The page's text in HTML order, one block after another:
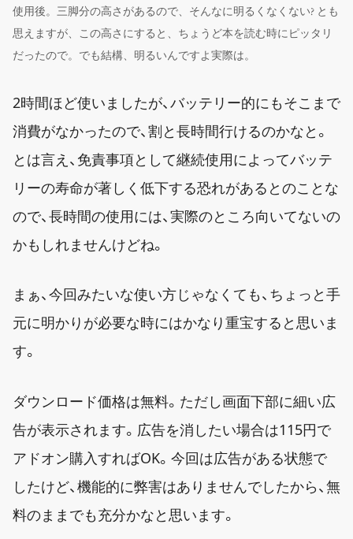
使用後。三脚分の高さがあるので、そんなに明るくなくない? とも
思えますが、この高さにすると、ちょうど本を読む時にピッタリ
だったので。でも結構、明るいんですよ実際は。
2時間ほど使いましたが、バッテリー的にもそこまで
消費がなかったので、割と長時間行けるのかなと。
とは言え、免責事項として継続使用によってバッテ
リーの寿命が著しく低下する恐れがあるとのことな
ので、長時間の使用には、実際のところ向いてないの
かもしれませんけどね。
まぁ、今回みたいな使い方じゃなくても、ちょっと手
元に明かりが必要な時にはかなり重宝すると思いま
す。
ダウンロード価格は無料。ただし画面下部に細い広
告が表示されます。広告を消したい場合は115円で
アドオン購入すればOK。今回は広告がある状態で
したけど、機能的に弊害はありませんでしたから、無
料のままでも充分かなと思います。